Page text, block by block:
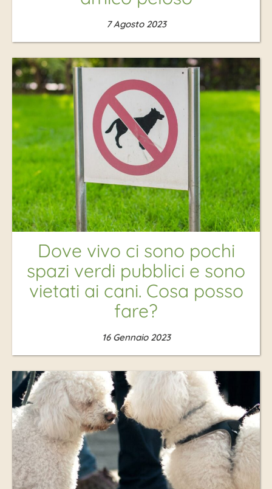
7 Agosto 2023
Dove vivo ci sono pochi
spazi verdi pubblici e sono
vietati ai cani. Cosa posso
fare?
16 Gennaio 2023